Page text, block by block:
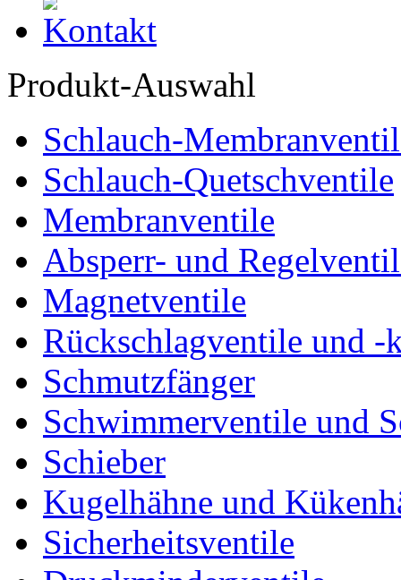
Produkt-Auswahl
Schlauch-
Schlauch-Quetschventile
Membranventile
Absperr- und
Magnetventile
Rückschlagventile und -
Schmutzfänger
Schwimmerventile und
Schieber
Kugelhähne und
Sicherheitsventile